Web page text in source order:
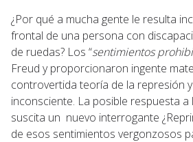
¿Por qué a mucha gente le resulta
frontal de una persona con
de ruedas? Los “sentimientos
Freud y proporcionaron ingente
controvertida teoría de la represión
inconsciente. La posible respuesta
suscita un nuevo interrogante
de esos sentimientos vergonzosos